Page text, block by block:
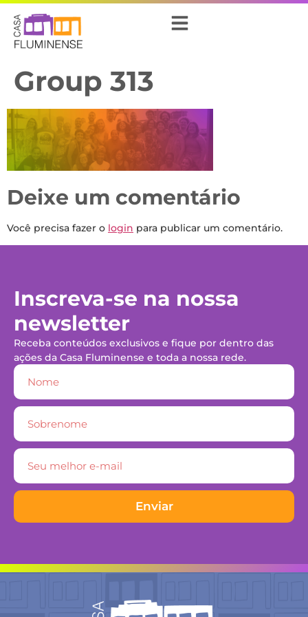
Group 313
Deixe um comentário
Você precisa fazer o login para publicar um comentário.
Inscreva-se na nossa
newsletter
Receba conteúdos exclusivos e fique por dentro das
ações da Casa Fluminense e toda a nossa rede.
Enviar